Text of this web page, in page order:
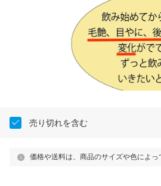
売り切れを含む
価格や送料は、商品のサイズや色によっ